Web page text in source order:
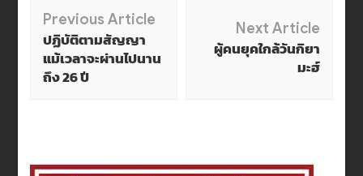
Post
Navigation
Previous Article
ปฏิบัติตามสัญญา
แม้เวลาจะผ่านไปนาน
ถึง 26 ปี
Next Article
ผู้คนยุคใกล้วันกิยา
มะฮ์